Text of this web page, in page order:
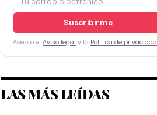
Suscribirme
Acepto el Aviso legal y la Política de privacidad
LAS MÁS LEÍDAS